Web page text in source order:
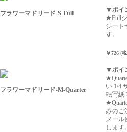
フラワーマドリード-S-Full
▼ポイ
★Full
シート
す。
フラワーマドリード-M-Quarter
￥726 (
▼ポイ
い 1/4
転写紙
みのご
メール
します